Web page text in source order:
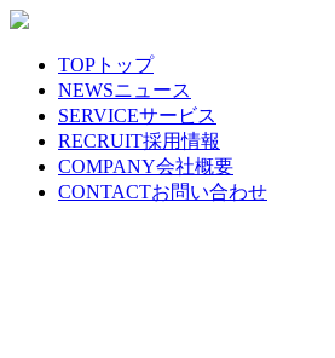
TOP トップ
NEWSニュース
SERVICEサービス
RECRUIT採用情報
COMPANY会社概要
CONTACTお問い合わせ